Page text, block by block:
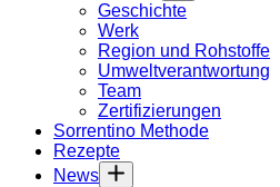
Geschichte
Werk
Region und Rohstoffe
Umweltverantwortung
Team
Zertifizierungen
Sorrentino Methode
Rezepte
News